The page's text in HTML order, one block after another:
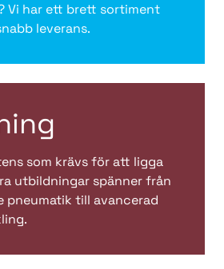
Vi har ett brett sortiment
leverans.
som krävs för att ligga
utbildningar spänner från
pneumatik till avancerad